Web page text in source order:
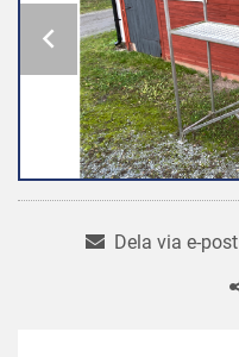
Dela via e-post